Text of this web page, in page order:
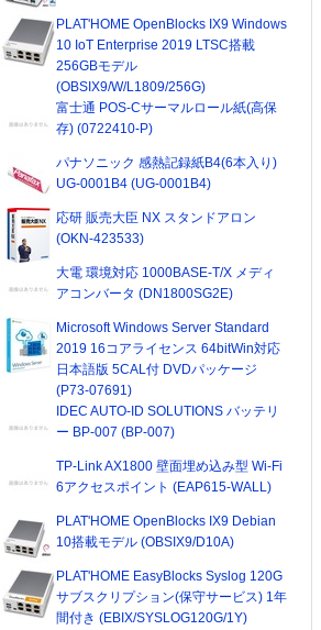
PLAT'HOME OpenBlocks IX9 Windows
10 IoT Enterprise 2019 LTSC搭載
256GBモデル
(OBSIX9/W/L1809/256G)
富士通 POS-Cサーマルロール紙(高保
存) (0722410-P)
パナソニック 感熱記録紙B4(6本入り)
UG-0001B4 (UG-0001B4)
応研 販売大臣 NX スタンドアロン
(OKN-423533)
大電 環境対応 1000BASE-T/X メディ
アコンバータ (DN1800SG2E)
Microsoft Windows Server Standard
2019 16コアライセンス 64bitWin対応
日本語版 5CAL付 DVDパッケージ
(P73-07691)
IDEC AUTO-ID SOLUTIONS バッテリ
ー BP-007 (BP-007)
TP-Link AX1800 壁面埋め込み型 Wi-Fi
6アクセスポイント (EAP615-WALL)
PLAT'HOME OpenBlocks IX9 Debian
10搭載モデル (OBSIX9/D10A)
PLAT'HOME EasyBlocks Syslog 120G
サブスクリプション(保守サービス) 1年
間付き (EBIX/SYSLOG120G/1Y)